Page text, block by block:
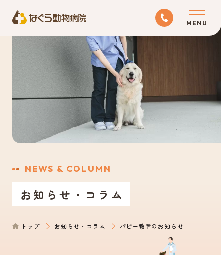
当院について
採用情報
0561-39-1172
NEWS & COLUMN
お知らせ・コラム
トップ お知らせ・コラム パピー教室のお知らせ